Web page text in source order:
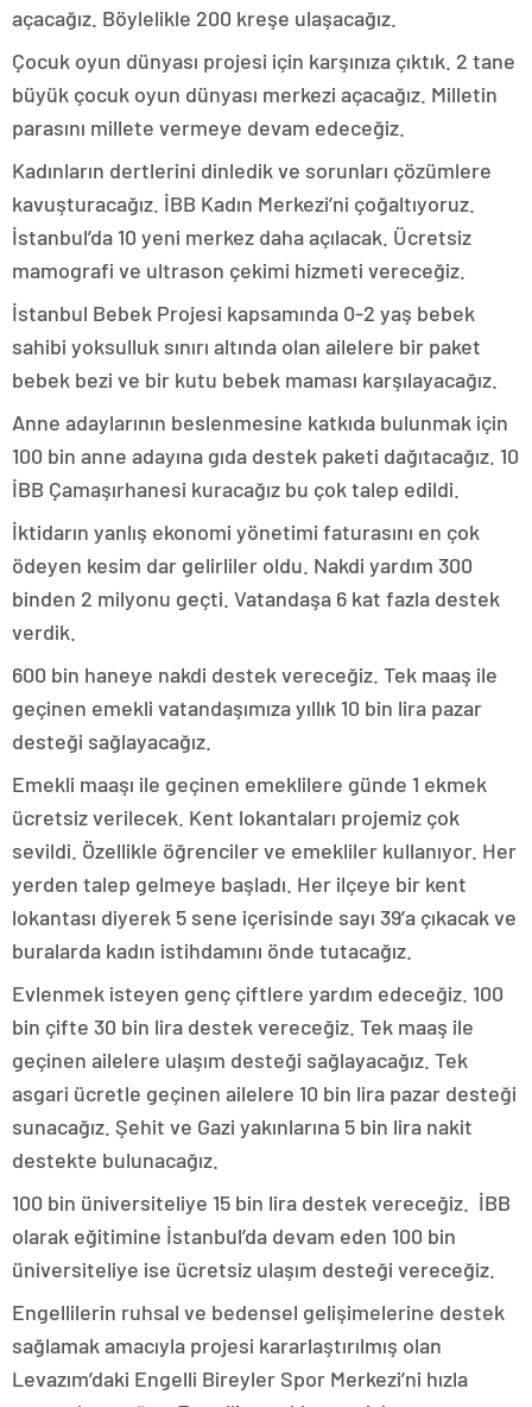
açacağız. Böylelikle 200 kreşe ulaşacağız.
Çocuk oyun dünyası projesi için karşınıza çıktık. 2 tane
büyük çocuk oyun dünyası merkezi açacağız. Milletin
parasını millete vermeye devam edeceğiz.
Kadınların dertlerini dinledik ve sorunları çözümlere
kavuşturacağız. İBB Kadın Merkezi’ni çoğaltıyoruz.
İstanbul’da 10 yeni merkez daha açılacak. Ücretsiz
mamografi ve ultrason çekimi hizmeti vereceğiz.
İstanbul Bebek Projesi kapsamında 0-2 yaş bebek
sahibi yoksulluk sınırı altında olan ailelere bir paket
bebek bezi ve bir kutu bebek maması karşılayacağız.
Anne adaylarının beslenmesine katkıda bulunmak için
100 bin anne adayına gıda destek paketi dağıtacağız. 10
İBB Çamaşırhanesi kuracağız bu çok talep edildi.
İktidarın yanlış ekonomi yönetimi faturasını en çok
ödeyen kesim dar gelirliler oldu. Nakdi yardım 300
binden 2 milyonu geçti. Vatandaşa 6 kat fazla destek
verdik.
600 bin haneye nakdi destek vereceğiz. Tek maaş ile
geçinen emekli vatandaşımıza yıllık 10 bin lira pazar
desteği sağlayacağız.
Emekli maaşı ile geçinen emeklilere günde 1 ekmek
ücretsiz verilecek. Kent lokantaları projemiz çok
sevildi. Özellikle öğrenciler ve emekliler kullanıyor. Her
yerden talep gelmeye başladı. Her ilçeye bir kent
lokantası diyerek 5 sene içerisinde sayı 39’a çıkacak ve
buralarda kadın istihdamını önde tutacağız.
Evlenmek isteyen genç çiftlere yardım edeceğiz. 100
bin çifte 30 bin lira destek vereceğiz. Tek maaş ile
geçinen ailelere ulaşım desteği sağlayacağız. Tek
asgari ücretle geçinen ailelere 10 bin lira pazar desteği
sunacağız. Şehit ve Gazi yakınlarına 5 bin lira nakit
destekte bulunacağız.
100 bin üniversiteliye 15 bin lira destek vereceğiz. İBB
olarak eğitimine İstanbul’da devam eden 100 bin
üniversiteliye ise ücretsiz ulaşım desteği vereceğiz.
Engellilerin ruhsal ve bedensel gelişimelerine destek
sağlamak amacıyla projesi kararlaştırılmış olan
Levazım’daki Engelli Bireyler Spor Merkezi’ni hızla